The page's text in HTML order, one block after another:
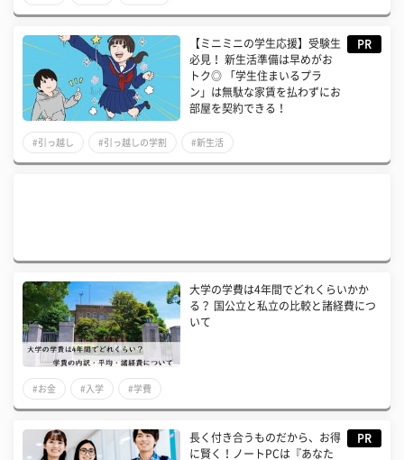
【ミニミニの学生応援】受験生
必見！ 新生活準備は早めがお
トク◎ 「学生住まいるプラ
ン」は無駄な家賃を払わずにお
部屋を契約できる！
PR
#引っ越し #引っ越しの学割 #新生活
大学の学費は4年間でどれくらいかか
る？ 国公立と私立の比較と諸経費につ
いて
#お金 #入学 #学費
長く付き合うものだから、お得
に賢く！ノートPCは『あなた
PR